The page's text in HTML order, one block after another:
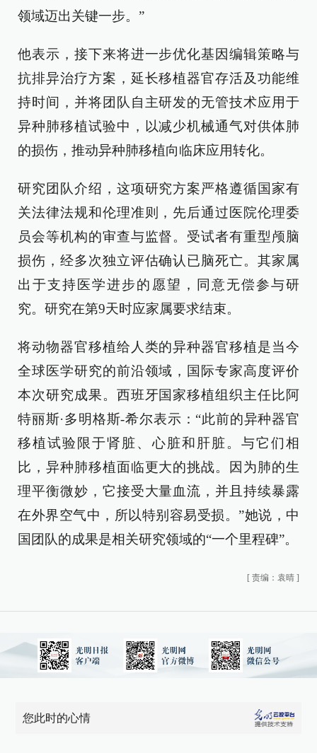
领域迈出关键一步。”
他表示，接下来将进一步优化基因编辑策略与
抗排异治疗方案，延长移植器官存活及功能维
持时间，并将团队自主研发的无管技术应用于
异种肺移植试验中，以减少机械通气对供体肺
的损伤，推动异种肺移植向临床应用转化。
研究团队介绍，这项研究方案严格遵循国家有
关法律法规和伦理准则，先后通过医院伦理委
员会等机构的审查与监督。受试者有重型颅脑
损伤，经多次独立评估确认已脑死亡。其家属
出于支持医学进步的愿望，同意无偿参与研
究。研究在第9天时应家属要求结束。
将动物器官移植给人类的异种器官移植是当今
全球医学研究的前沿领域，国际专家高度评价
本次研究成果。西班牙国家移植组织主任比阿
特丽斯·多明格斯-希尔表示：“此前的异种器官
移植试验限于肾脏、心脏和肝脏。与它们相
比，异种肺移植面临更大的挑战。因为肺的生
理平衡微妙，它接受大量血流，并且持续暴露
在外界空气中，所以特别容易受损。”她说，中
国团队的成果是相关研究领域的“一个里程碑”。
[ 责编：袁晴 ]
您此时的心情